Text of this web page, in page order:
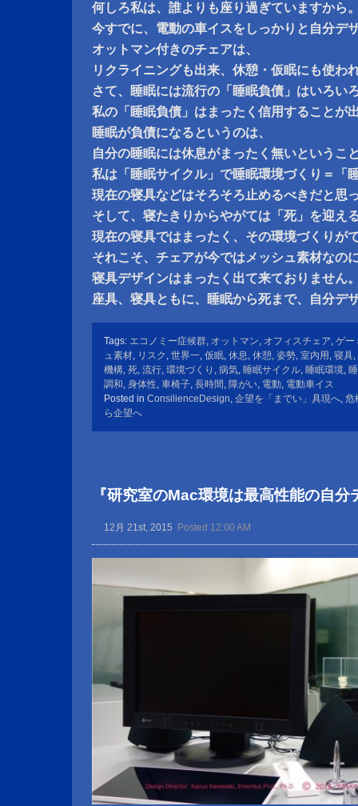
何しろ私は、誰よりも座り過ぎていますから
今すでに、電動の車イスをしっかりと自分デ
オットマン付きのチェアは、
リクライニングも出来、休憩・仮眠にも使わ
さて、睡眠には流行の「睡眠負債」はいろい
私の「睡眠負債」はまったく信用することが
睡眠が負債になるというのは、
自分の睡眠には休息がまったく無いというこ
私は「睡眠サイクル」で睡眠環境づくり＝「
現在の寝具などはそろそろ止めるべきだと思
そして、寝たきりからやがては「死」を迎え
現在の寝具ではまったく、その環境づくりが
それこそ、チェアが今ではメッシュ素材なの
寝具デザインはまったく出て来ておりません
座具、寝具ともに、睡眠から死まで、自分デ
Tags: エコノミー症候群, オットマン, オフィスチェア, ゲー
ュ素材, リスク , 世界一, 仮眠, 休息, 休憩, 姿勢, 室内用 , 寝具,
機構, 死, 流行, 環境づくり , 病気, 睡眠サイクル, 睡眠環境,
調和, 身体性, 車椅子, 長時間 , 障がい, 電動, 電動車イス
Posted in ConsilienceDesign, 企望を「までい」具現へ, 危
ら企望へ
『研究室のMac環境は最高性能の自分
12月 21st, 2015 Posted 12:00 AM